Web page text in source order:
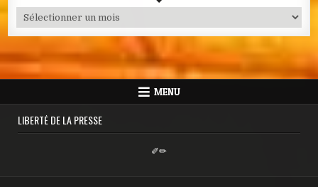
Archives
MENU
LIBERTÉ DE LA PRESSE
✐✏